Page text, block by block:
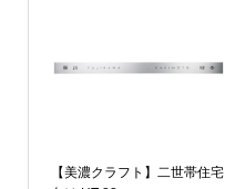
【美濃クラフト】二世帯住宅